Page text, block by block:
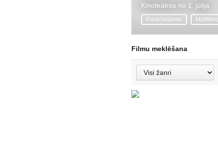
Kinoteātros no 1. jūlija
Piedzīvojumu
Filmu meklēšana